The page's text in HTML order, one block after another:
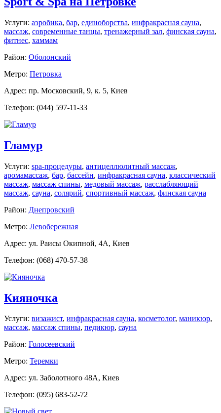
Услуги: аэробика, бар, единоборства, инфракрасная сауна,
массаж, современные танцы, тренажерный зал, финская сауна,
фитнес, хаммам
Район: Оболонский
Метро: Петровка
Адрес: пр. Московский, 9, к. 5, Киев
Телефон: (044) 597-11-33
Гламур
Услуги: spa-процедуры, антицеллюлитный массаж,
аромамассаж, бар, бассейн, инфракрасная сауна, классический
массаж, массаж спины, медовый массаж, расслабляющий
массаж, сауна, солярий, спортивный массаж, финская сауна
Район: Днепровский
Метро: Левобережная
Адрес: ул. Раисы Окипной, 4А, Киев
Телефон: (068) 470-57-38
Кияночка
Услуги: визажист, инфракрасная сауна, косметолог, маникюр,
массаж, массаж спины, педикюр, сауна
Район: Голосеевский
Метро: Теремки
Адрес: ул. Заболотного 48А, Киев
Телефон: (095) 683-52-72